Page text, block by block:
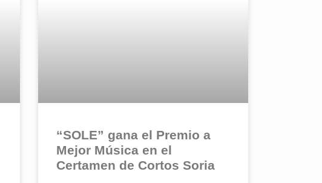
“SOLE” gana el Premio a
Mejor Música en el
Certamen de Cortos Soria